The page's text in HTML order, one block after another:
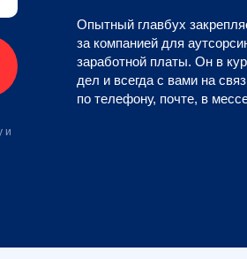
и
Опытный главбух
за компанией для
заработной платы. Он в
дел и всегда с вами на
по телефону, почте, в